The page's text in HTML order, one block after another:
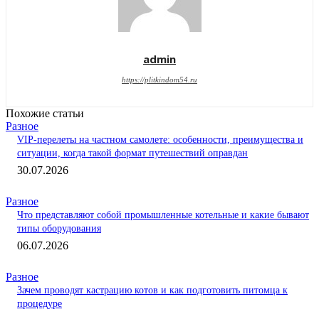
admin
https://plitkindom54.ru
Похожие статьи
Разное
VIP-перелеты на частном самолете: особенности, преимущества и
ситуации, когда такой формат путешествий оправдан
30.07.2026
Разное
Что представляют собой промышленные котельные и какие бывают
типы оборудования
06.07.2026
Разное
Зачем проводят кастрацию котов и как подготовить питомца к
процедуре